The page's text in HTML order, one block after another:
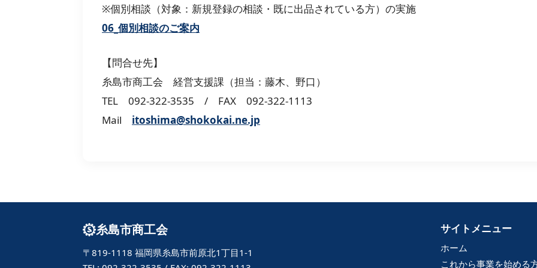
※個別相談（対象：新規登録の相談・既に出品されている方）の実施
06_個別相談のご案内
【問合せ先】
糸島市商工会 経営支援課（担当：藤木、野口）
TEL 092-322-3535 / FAX 092-322-1113
Mail itoshima@shokokai.ne.jp
糸島市商工会
〒819-1118 福岡県糸島市前原北1丁目1-1
サイトメニュー
ホーム
これから事業を始める